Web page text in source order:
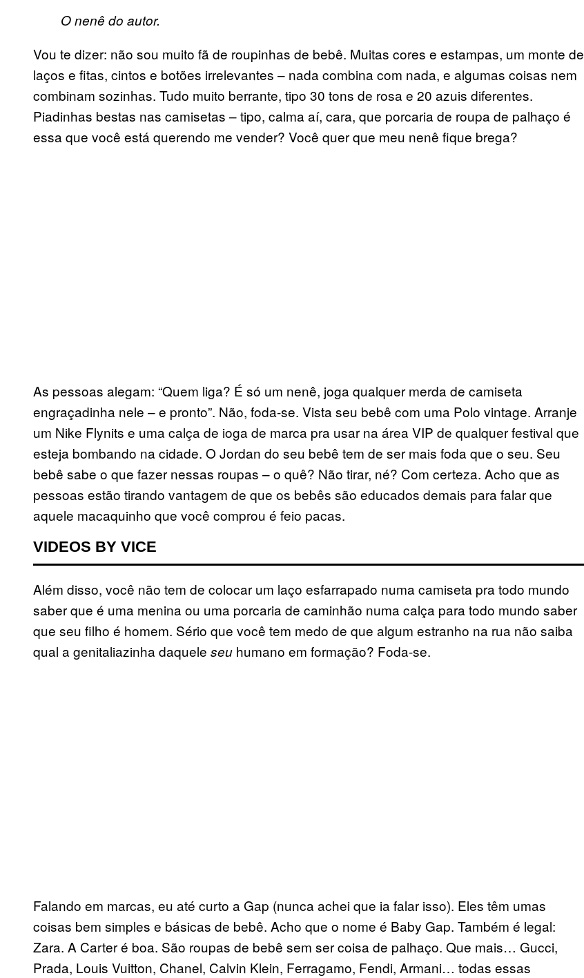
O nenê do autor.
Vou te dizer: não sou muito fã de roupinhas de bebê. Muitas cores e estampas, um monte de
laços e fitas, cintos e botões irrelevantes – nada combina com nada, e algumas coisas nem
combinam sozinhas. Tudo muito berrante, tipo 30 tons de rosa e 20 azuis diferentes.
Piadinhas bestas nas camisetas – tipo, calma aí, cara, que porcaria de roupa de palhaço é
essa que você está querendo me vender? Você quer que meu nenê fique brega?
As pessoas alegam: “Quem liga? É só um nenê, joga qualquer merda de camiseta
engraçadinha nele – e pronto”. Não, foda-se. Vista seu bebê com uma Polo vintage. Arranje
um Nike Flynits e uma calça de ioga de marca pra usar na área VIP de qualquer festival que
esteja bombando na cidade. O Jordan do seu bebê tem de ser mais foda que o seu. Seu
bebê sabe o que fazer nessas roupas – o quê? Não tirar, né? Com certeza. Acho que as
pessoas estão tirando vantagem de que os bebês são educados demais para falar que
aquele macaquinho que você comprou é feio pacas.
VIDEOS BY VICE
Além disso, você não tem de colocar um laço esfarrapado numa camiseta pra todo mundo
saber que é uma menina ou uma porcaria de caminhão numa calça para todo mundo saber
que seu filho é homem. Sério que você tem medo de que algum estranho na rua não saiba
qual a genitaliazinha daquele seu humano em formação? Foda-se.
Falando em marcas, eu até curto a Gap (nunca achei que ia falar isso). Eles têm umas
coisas bem simples e básicas de bebê. Acho que o nome é Baby Gap. Também é legal:
Zara. A Carter é boa. São roupas de bebê sem ser coisa de palhaço. Que mais… Gucci,
Prada, Louis Vuitton, Chanel, Calvin Klein, Ferragamo, Fendi, Armani… todas essas